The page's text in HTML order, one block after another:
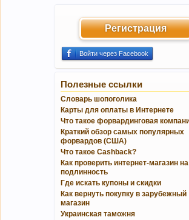
Регистрация
Войти через Facebook
Полезные ссылки
Словарь шопоголика
Карты для оплаты в Интернете
Что такое форвардинговая
Краткий обзор самых популярных
форвардов (США)
Что такое Cashback?
Как проверить интернет-магазин на
подлинность
Где искать купоны и скидки
Как вернуть покупку в зарубежный
магазин
Украинская таможня